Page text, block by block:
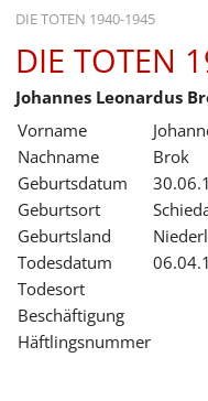
DIE TOTEN 1940-1945
STARTSEITE
AKTUELLES
AUSSTELLUNGEN
GESCHICHTE
BILDUNG
FORSCHUNG
SERVICE
DIE TOTEN
Johannes Leonardus
Vorname
Nachname
Brok
Geburtsdatum
Geburtsort
Geburtsland
Todesdatum
Todesort
Beschäftigung
Häftlingsnummer